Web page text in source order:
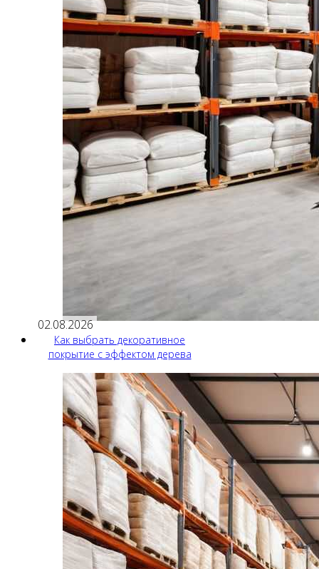
02.08.2026
Как выбрать декоративное
покрытие с эффектом дерева